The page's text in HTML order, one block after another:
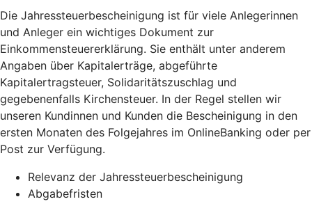
Die Jahressteuerbescheinigung ist für viele Anlegerinnen
und Anleger ein wichtiges Dokument zur
Einkommensteuererklärung. Sie enthält unter anderem
Angaben über Kapitalerträge, abgeführte
Kapitalertragsteuer, Solidaritätszuschlag und
gegebenenfalls Kirchensteuer. In der Regel stellen wir
unseren Kundinnen und Kunden die Bescheinigung in den
ersten Monaten des Folgejahres im OnlineBanking oder per
Post zur Verfügung.
Relevanz der Jahressteuerbescheinigung
Abgabefristen